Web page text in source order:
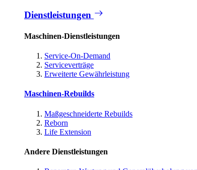
Dienstleistungen
Maschinen-Dienstleistungen
Service-On-Demand
Serviceverträge
Erweiterte Gewährleistung
Maschinen-Rebuilds
Maßgeschneiderte Rebuilds
Reborn
Life Extension
Andere Dienstleistungen